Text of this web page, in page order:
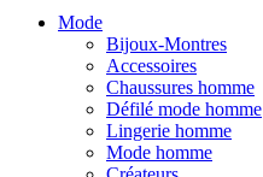
Mode
Bijoux-Montres
Accessoires
Chaussures homme
Défilé mode homme
Lingerie homme
Mode homme